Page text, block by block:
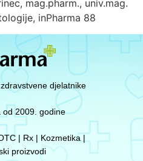
mag.pharm., univ.mag.
inPharma 88
djelatnike
od 2009. godine
| Rx | Kozmetika |
proizvodi